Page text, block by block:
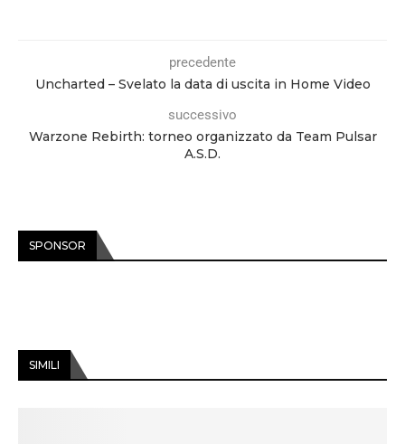
precedente
Uncharted – Svelato la data di uscita in Home Video
successivo
Warzone Rebirth: torneo organizzato da Team Pulsar
A.S.D.
SPONSOR
SIMILI